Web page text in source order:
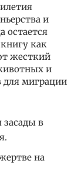
и
остается
как
жесткий
и
для миграции
засады в
на